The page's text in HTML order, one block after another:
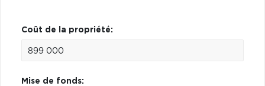
Coût de la propriété:
Mise de fonds: